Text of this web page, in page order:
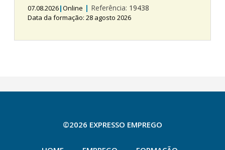
07.08.2026|Online | Referência: 19438
Data da formação: 28 agosto 2026
©2026 EXPRESSO EMPREGO